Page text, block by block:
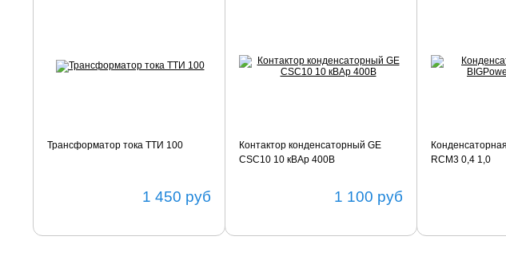
Трансформатор тока ТТИ 100
1 450 руб
Контактор конденсаторный GE
CSC10 10 кВАр 400В
1 100 руб
RCM3 0,4 1,0